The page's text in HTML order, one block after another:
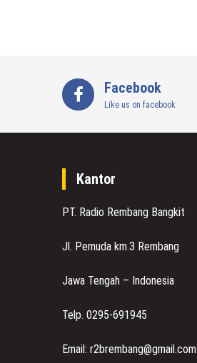
Facebook
Like us on facebook
Kantor
PT. Radio Rembang Bangkit
Jl. Pemuda km.3 Rembang
Jawa Tengah – Indonesia
Telp. 0295-691945
Email: r2brembang@gmail.com